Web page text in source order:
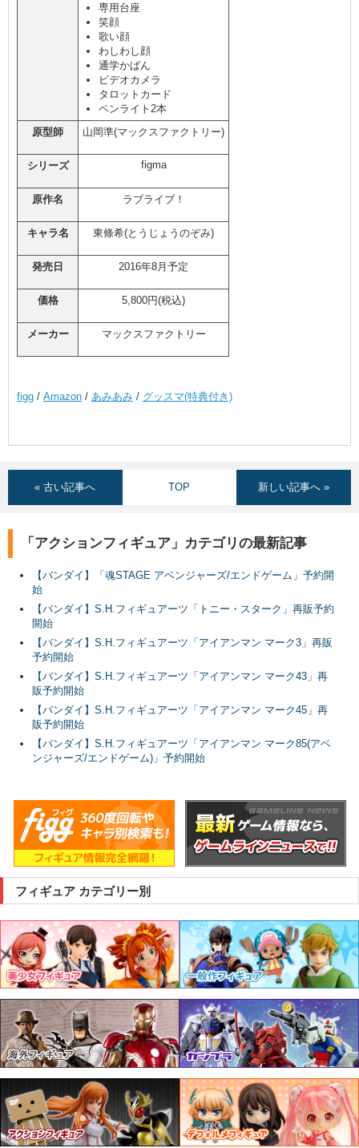
専用台座
笑顔
歌い顔
わしわし顔
通学かばん
ビデオカメラ
タロットカード
ペンライト2本
原型師
山岡準(マックスファクトリー)
シリーズ figma
原作名 ラブライブ！
キャラ名 東條希(とうじょうのぞみ)
発売日 2016年8月予定
価格 5,800円(税込)
メーカー マックスファクトリー
figg / Amazon / あみあみ / グッスマ(特典付き)
« 古い記事へ TOP 新しい記事へ »
「アクションフィギュア」カテゴリの最新記事
【バンダイ】「魂STAGE アベンジャーズ/エンドゲーム」予約開
始
【バンダイ】S.H.フィギュアーツ「トニー・スターク」再販予約
開始
【バンダイ】S.H.フィギュアーツ「アイアンマン マーク3」再販
予約開始
【バンダイ】S.H.フィギュアーツ「アイアンマン マーク43」再
販予約開始
【バンダイ】S.H.フィギュアーツ「アイアンマン マーク45」再
販予約開始
【バンダイ】S.H.フィギュアーツ「アイアンマン マーク85(アベ
ンジャーズ/エンドゲーム)」予約開始
フィギュア カテゴリー別